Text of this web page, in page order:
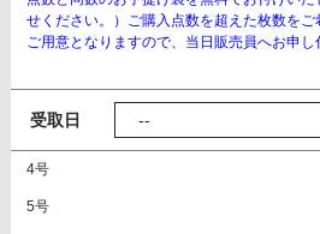
せください。）ご購入点数を超えた枚数を
ご用意となりますので、当日販売員へお申し
受取日
4号
5号